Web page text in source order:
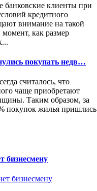
банковские клиенты при
кредитного
внимание на такой
как размер
покупать недв…
считалось, что
чаще приобретают
Таким образом, за
покупок жилья пришлись
бизнесмену